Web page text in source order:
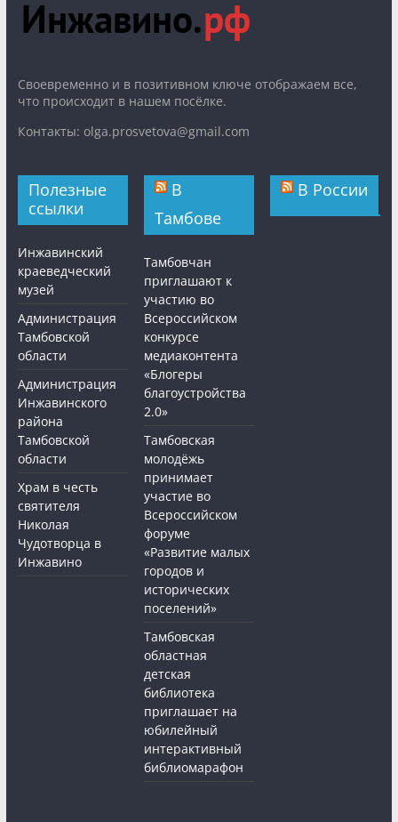
Cвоевременно и в позитивном ключе отображаем все,
что происходит в нашем посёлке.
Контакты: olga.prosvetova@gmail.com
Полезные
ссылки
Инжавинский
краеведческий
музей
Администрация
Тамбовской
области
Администрация
Инжавинского
района
Тамбовской
области
Храм в честь
святителя
Николая
Чудотворца в
Инжавино
В
Тамбове
Тамбовчан
приглашают к
участию во
Всероссийском
конкурсе
медиаконтента
«Блогеры
благоустройства
2.0»
Тамбовская
молодёжь
принимает
участие во
Всероссийском
форуме
«Развитие малых
городов и
исторических
поселений»
Тамбовская
областная
детская
библиотека
приглашает на
юбилейный
интерактивный
библиомарафон
В России